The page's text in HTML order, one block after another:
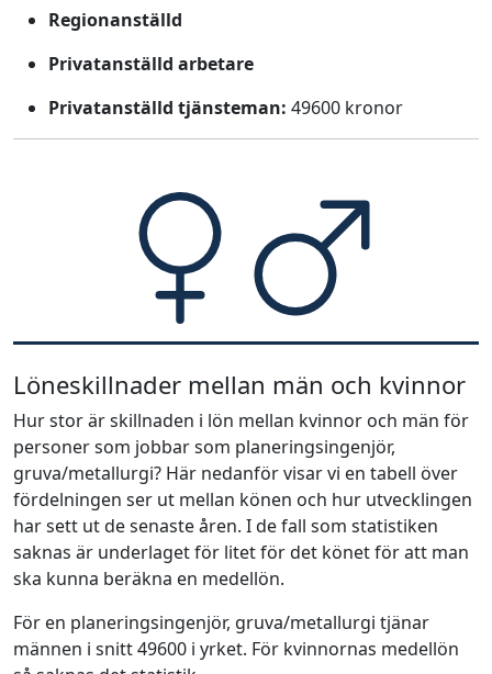
Regionanställd
Privatanställd arbetare
Privatanställd tjänsteman: 49600 kronor
Löneskillnader mellan män och kvinnor
Hur stor är skillnaden i lön mellan kvinnor och män för
personer som jobbar som planeringsingenjör,
gruva/metallurgi? Här nedanför visar vi en tabell över
fördelningen ser ut mellan könen och hur utvecklingen
har sett ut de senaste åren. I de fall som statistiken
saknas är underlaget för litet för det könet för att man
ska kunna beräkna en medellön.
För en planeringsingenjör, gruva/metallurgi tjänar
männen i snitt 49600 i yrket. För kvinnornas medellön